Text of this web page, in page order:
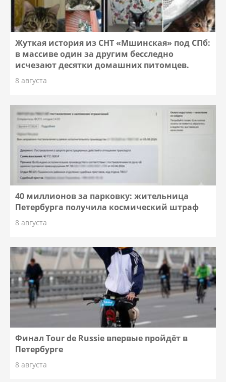
Жуткая история из СНТ «Мшинская» под СПб:
в массиве один за другим бесследно
исчезают десятки домашних питомцев.
8 августа
40 миллионов за парковку: жительница
Петербурга получила космический штраф
8 августа
Финал Tour de Russie впервые пройдёт в
Петербурге
8 августа